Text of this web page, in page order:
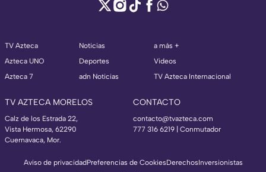
TV Azteca
Azteca UNO
Azteca 7
Noticias
Deportes
adn Noticias
a más +
Videos
TV Azteca Internacional
TV AZTECA MORELOS
Calz de los Estrada 22,
Vista Hermosa, 62290
Cuernavaca, Mor.
CONTACTO
contacto@tvazteca.com
777 316 6219 | Conmutador
Aviso de privacidadPreferencias de CookiesDerechosInversionistas